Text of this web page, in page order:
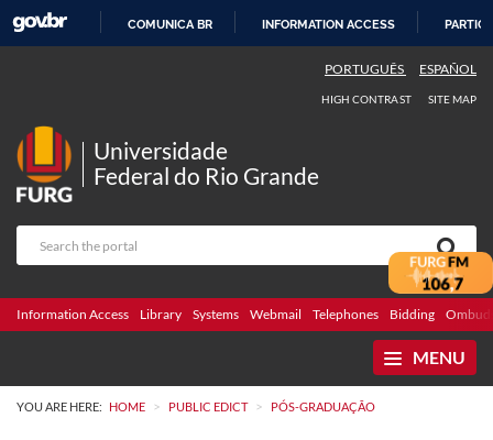
COMUNICA BR INFORMATION ACCESS
PORTUGUÊS ESPAÑOL
HIGH CONTRAST SITE MAP
Universidade
Federal do Rio Grande
Information Access Library Systems Webmail Telephones Bidding
MENU
YOU ARE HERE: HOME > PUBLIC EDICT > PÓS-GRADUAÇÃO